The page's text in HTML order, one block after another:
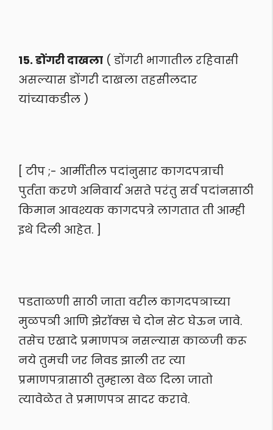
15. डोंगरी दाखला ( डोंगरी भागातील रहिवासी
असल्यास डोंगरी दाखला तहसीलदार
यांच्याकडील )
[ टीप ;- आर्मीतील पदांनुसार कागदपत्राची
पुर्तता करणे अनिवार्य असते परंतु सर्व पदांनसाठी
किमान आवश्यक कागदपत्रे लागतात ती आम्ही
इथे दिली आहेत. ]
पडताळणी साठी जाता वरील कागदपञाच्या
मुळपञी आणि झेराॅक्स चे दोन सेट घेऊन जावे.
तसेच एखादे प्रमाणपञ नसल्यास काळजी करू
नये तुमची जर निवड झाली तर त्या
प्रमाणपत्रासाठी तुम्हाला वेळ दिला जातो
त्यावेळेत ते प्रमाणपञ सादर करावे.